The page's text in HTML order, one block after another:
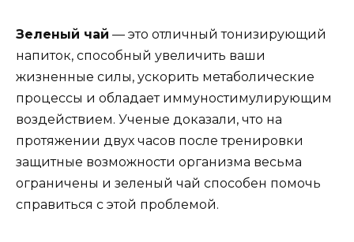
Зеленый чай — это отличный тонизирующий
напиток, способный увеличить ваши
жизненные силы, ускорить метаболические
процессы и обладает иммуностимулирующим
воздействием. Ученые доказали, что на
протяжении двух часов после тренировки
защитные возможности организма весьма
ограничены и зеленый чай способен помочь
справиться с этой проблемой.